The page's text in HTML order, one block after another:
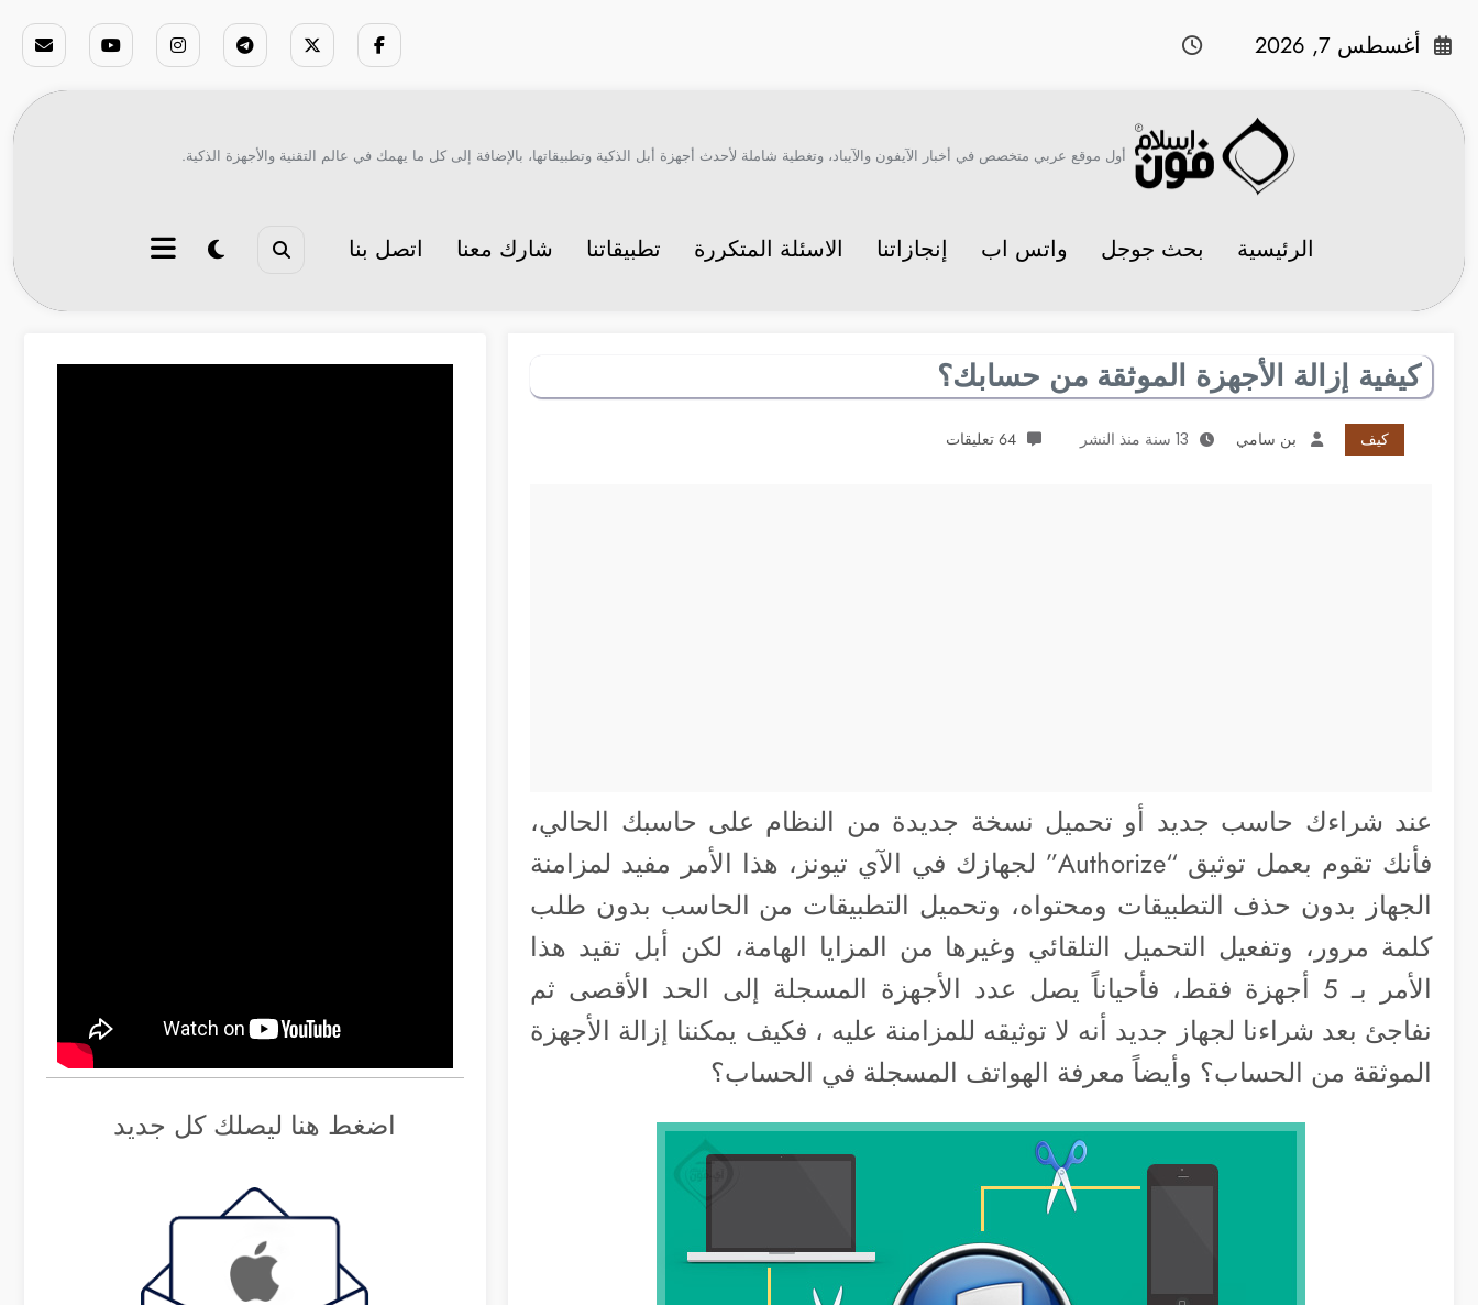
أغسطس 7, 2026
أول موقع عربي متخصص في أخبار الآيفون والآيباد، وتغطية شاملة لأحدث أجهزة أبل الذكية وتطبيقاتها، بالإضافة إلى كل ما يهمك في عالم التقنية والأجهزة الذكية.
الرئيسية بحث جوجل واتس اب إنجازاتنا الاسئلة المتكررة تطبيقاتنا شارك معنا اتصل بنا
كيفية إزالة الأجهزة الموثقة من حسابك؟
كيف بن سامي 13 سنة منذ النشر 64 تعليقات
عند شراءك حاسب جديد أو تحميل نسخة جديدة من النظام على حاسبك الحالي،
فأنك تقوم بعمل توثيق “Authorize” لجهازك في الآي تيونز، هذا الأمر مفيد لمزامنة
الجهاز بدون حذف التطبيقات ومحتواه، وتحميل التطبيقات من الحاسب بدون طلب
كلمة مرور، وتفعيل التحميل التلقائي وغيرها من المزايا الهامة، لكن أبل تقيد هذا
الأمر بـ 5 أجهزة فقط، فأحياناً يصل عدد الأجهزة المسجلة إلى الحد الأقصى ثم
نفاجئ بعد شراءنا لجهاز جديد أنه لا توثيقه للمزامنة عليه ، فكيف يمكننا إزالة الأجهزة
الموثقة من الحساب؟ وأيضاً معرفة الهواتف المسجلة في الحساب؟
اضغط هنا ليصلك كل جديد